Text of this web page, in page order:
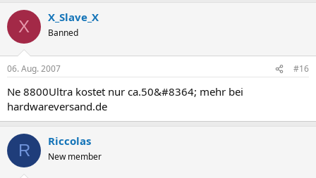
X X_Slave_X
Banned
06. Aug. 2007 #16
Ne 8800Ultra kostet nur ca.50&#8364; mehr bei
hardwareversand.de
R Riccolas
New member